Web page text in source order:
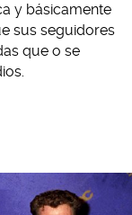
y básicamente
sus seguidores
que o se